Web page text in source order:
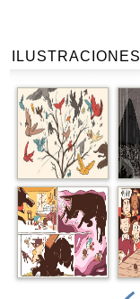
ILUSTRACIONES